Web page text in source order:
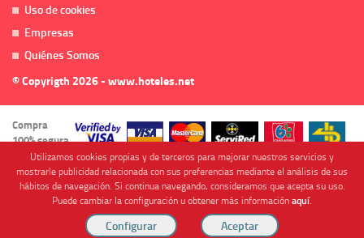
Uso de cookies
Empresas
Quiénes Somos
© Copyrigth 2026 - www.hoteles.net
Compra
100% segura
Cofinanciado por
Utilizamos cookies propias y de terceros para mejorar nuestros servicios y
mostrarle publicidad relacionada con sus preferencias mediante el análisis de sus
hábitos de navegación. Si continua navegando, consideramos que acepta su uso.
Puede cambiar la configuración u obtener más informaciónaquí.